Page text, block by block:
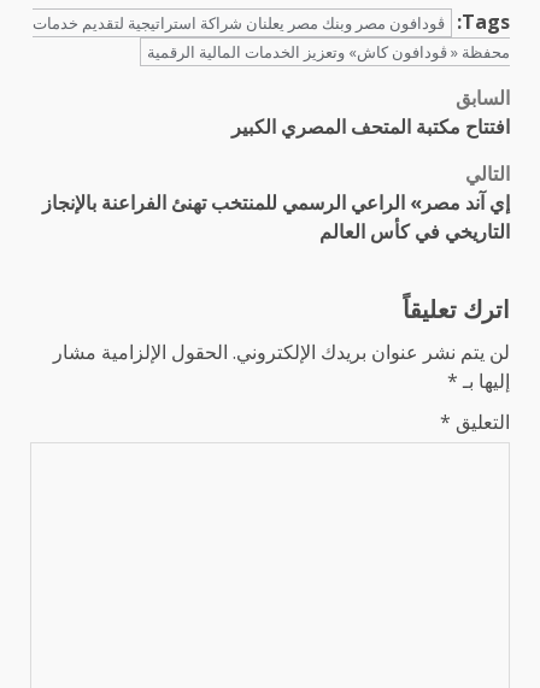
Tags:
ڤودافون مصر وبنك مصر يعلنان شراكة استراتيجية لتقديم خدمات
محفظة « ڤودافون كاش» وتعزيز الخدمات المالية الرقمية
تصفّح
المقالات
السابق
افتتاح مكتبة المتحف المصري الكبير
التالي
إي آند مصر» الراعي الرسمي للمنتخب تهنئ الفراعنة بالإنجاز
التاريخي في كأس العالم
اترك تعليقاً
لن يتم نشر عنوان بريدك الإلكتروني. الحقول الإلزامية مشار
إليها بـ*
التعليق *